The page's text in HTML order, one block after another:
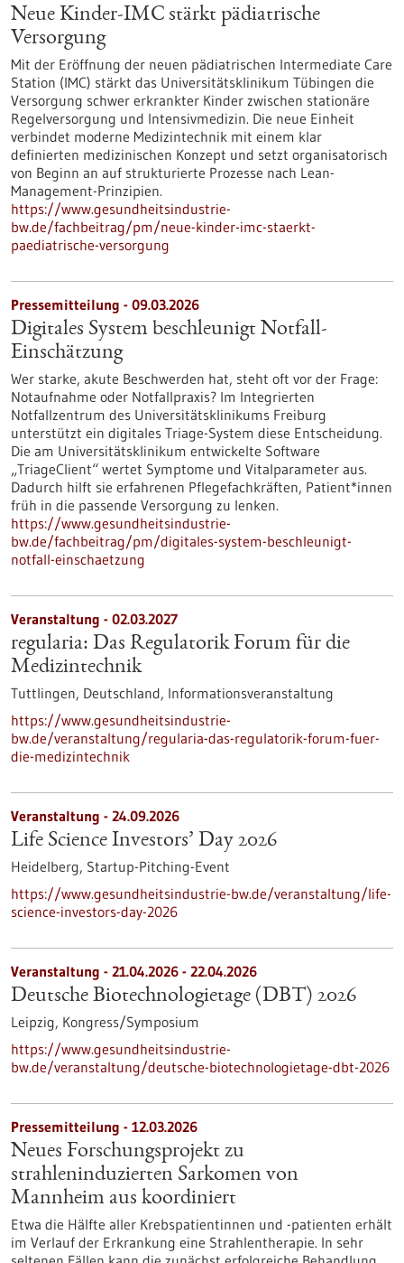
Neue Kinder-IMC stärkt pädiatrische
Versorgung
Mit der Eröffnung der neuen pädiatrischen Intermediate Care
Station (IMC) stärkt das Universitätsklinikum Tübingen die
Versorgung schwer erkrankter Kinder zwischen stationäre
Regelversorgung und Intensivmedizin. Die neue Einheit
verbindet moderne Medizintechnik mit einem klar
definierten medizinischen Konzept und setzt organisatorisch
von Beginn an auf strukturierte Prozesse nach Lean-
Management-Prinzipien.
https://www.gesundheitsindustrie-
bw.de/fachbeitrag/pm/neue-kinder-imc-staerkt-
paediatrische-versorgung
Pressemitteilung - 09.03.2026
Digitales System beschleunigt Notfall-
Einschätzung
Wer starke, akute Beschwerden hat, steht oft vor der Frage:
Notaufnahme oder Notfallpraxis? Im Integrierten
Notfallzentrum des Universitätsklinikums Freiburg
unterstützt ein digitales Triage-System diese Entscheidung.
Die am Universitätsklinikum entwickelte Software
„TriageClient“ wertet Symptome und Vitalparameter aus.
Dadurch hilft sie erfahrenen Pflegefachkräften, Patient*innen
früh in die passende Versorgung zu lenken.
https://www.gesundheitsindustrie-
bw.de/fachbeitrag/pm/digitales-system-beschleunigt-
notfall-einschaetzung
Veranstaltung - 02.03.2027
regularia: Das Regulatorik Forum für die
Medizintechnik
Tuttlingen, Deutschland, Informationsveranstaltung
https://www.gesundheitsindustrie-
bw.de/veranstaltung/regularia-das-regulatorik-forum-fuer-
die-medizintechnik
Veranstaltung - 24.09.2026
Life Science Investors’ Day 2026
Heidelberg, Startup-Pitching-Event
https://www.gesundheitsindustrie-bw.de/veranstaltung/life-
science-investors-day-2026
Veranstaltung - 21.04.2026 - 22.04.2026
Deutsche Biotechnologietage (DBT) 2026
Leipzig, Kongress/Symposium
https://www.gesundheitsindustrie-
bw.de/veranstaltung/deutsche-biotechnologietage-dbt-2026
Pressemitteilung - 12.03.2026
Neues Forschungsprojekt zu
strahleninduzierten Sarkomen von
Mannheim aus koordiniert
Etwa die Hälfte aller Krebspatientinnen und -patienten erhält
im Verlauf der Erkrankung eine Strahlentherapie. In sehr